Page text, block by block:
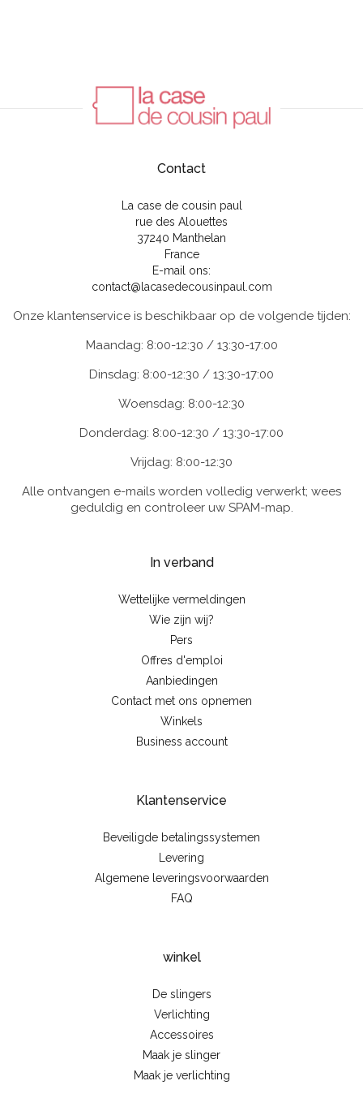
Contact
La case de cousin paul
rue des Alouettes
37240 Manthelan
France
E-mail ons:
contact@lacasedecousinpaul.com
Onze klantenservice is beschikbaar op de volgende tijden:
Maandag: 8:00-12:30 / 13:30-17:00
Dinsdag: 8:00-12:30 / 13:30-17:00
Woensdag: 8:00-12:30
Donderdag: 8:00-12:30 / 13:30-17:00
Vrijdag: 8:00-12:30
Alle ontvangen e-mails worden volledig verwerkt; wees
geduldig en controleer uw SPAM-map.
In verband
Wettelijke vermeldingen
Wie zijn wij?
Pers
Offres d'emploi
Aanbiedingen
Contact met ons opnemen
Winkels
Business account
Klantenservice
Beveiligde betalingssystemen
Levering
Algemene leveringsvoorwaarden
FAQ
winkel
De slingers
Verlichting
Accessoires
Maak je slinger
Maak je verlichting